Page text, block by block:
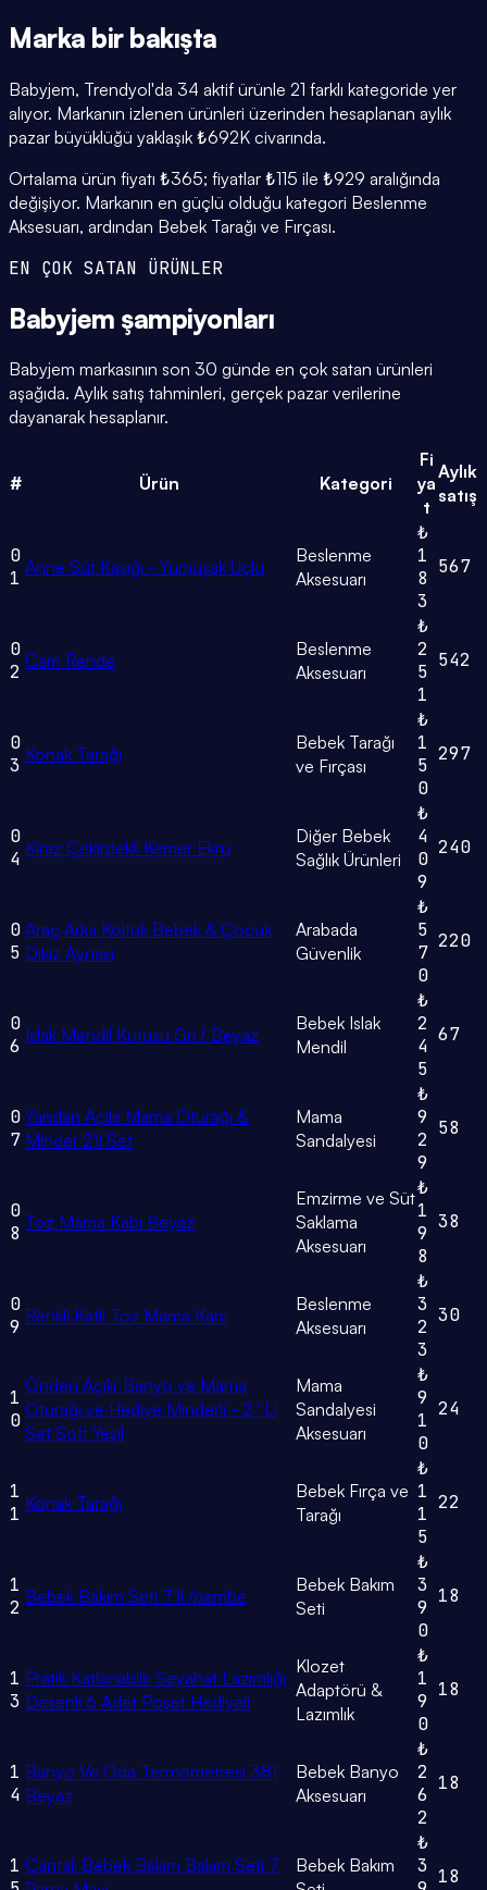
Marka bir bakışta
Babyjem, Trendyol'da 34 aktif ürünle 21 farklı kategoride yer
alıyor. Markanın izlenen ürünleri üzerinden hesaplanan aylık
pazar büyüklüğü yaklaşık ₺692K civarında.
Ortalama ürün fiyatı ₺365; fiyatlar ₺115 ile ₺929 aralığında
değişiyor. Markanın en güçlü olduğu kategori Beslenme
Aksesuarı, ardından Bebek Tarağı ve Fırçası.
EN ÇOK SATAN ÜRÜNLER
Babyjem şampiyonları
Babyjem markasının son 30 günde en çok satan ürünleri
aşağıda. Aylık satış tahminleri, gerçek pazar verilerine
dayanarak hesaplanır.
# Ürün Kategori
Fi
ya
t
Aylık
satış
0
1 Anne Süt Kaşığı - Yumuşak Uçlu
Beslenme
Aksesuarı
₺
1
8
3
567
0
2 Cam Rende
Beslenme
Aksesuarı
₺
2
5
1
542
0
3 Konak Tarağı
Bebek Tarağı
ve Fırçası
₺
1
5
0
297
0
4 Kiraz Çekirdekli Kemer Ekru
Diğer Bebek
Sağlık Ürünleri
₺
4
0
9
240
0
5
Araç Arka Koltuk Bebek & Çocuk
Dikiz Aynası
Arabada
Güvenlik
₺
5
7
0
220
0
6 Islak Mendil Kutusu Gri / Beyaz
Bebek Islak
Mendil
₺
2
4
5
67
0
7
Yandan Açılır Mama Oturağı &
Minder 2'li Set
Mama
Sandalyesi
₺
9
2
9
58
0
8 Toz Mama Kabı Beyaz
Emzirme ve Süt
Saklama
Aksesuarı
₺
1
9
8
38
0
9 Renkli Katlı Toz Mama Kabı
Beslenme
Aksesuarı
₺
3
2
3
30
1
0
Önden Açılır Banyo ve Mama
Oturağı ve Hediye Minderli - 2 ' Li
Set Soft Yeşil
Mama
Sandalyesi
Aksesuarı
₺
9
1
0
24
1
1 Konak Tarağı
Bebek Fırça ve
Tarağı
₺
1
1
5
22
1
2 Bebek Bakım Seti 7'li /pembe
Bebek Bakım
Seti
₺
3
9
0
18
1
3
Pratik Katlanabilir Seyahat Lazımlığı
Desenli 6 Adet Poşet Hediyeli
Klozet
Adaptörü &
Lazımlık
₺
1
9
0
18
1
4
Banyo Ve Oda Termometresi 381
Beyaz
Bebek Banyo
Aksesuarı
₺
2
6
2
18
1 Çantalı Bebek Bakım Bakım Seti 7
Bebek Bakım
₺
3 18